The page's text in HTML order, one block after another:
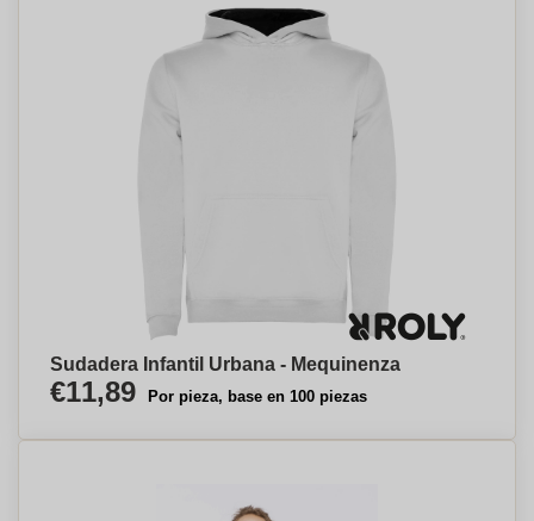
Sudadera Infantil Urbana - Mequinenza
€11,89 Por pieza, base en 100 piezas